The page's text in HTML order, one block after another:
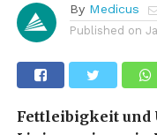
By Medicus
Published on
Fettleibigkeit und